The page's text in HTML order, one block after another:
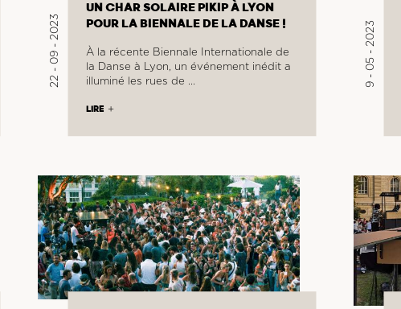
22 - 09 - 2023
UN CHAR SOLAIRE PIKIP À LYON
POUR LA BIENNALE DE LA DANSE !
À la récente Biennale Internationale de
la Danse à Lyon, un événement inédit a
illuminé les rues de …
LIRE
9 - 05 - 2023